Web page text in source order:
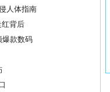
人体指南
红背后
爆款数码